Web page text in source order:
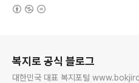
복지로 공식 블로그
대한민국 대표 복지포털